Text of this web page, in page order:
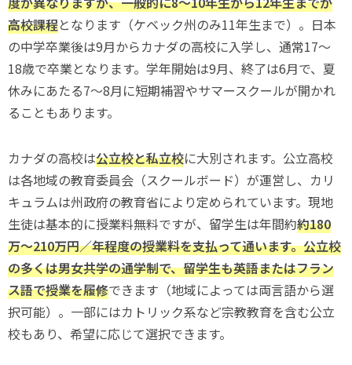
高校課程となります（ケベック州のみ11年生まで）。日本
の中学卒業後は9月からカナダの高校に入学し、通常17〜
18歳で卒業となります。学年開始は9月、終了は6月で、夏
休みにあたる7〜8月に短期補習やサマースクールが開かれ
ることもあります。
カナダの高校は公立校と私立校に大別されます。公立高校
は各地域の教育委員会（スクールボード）が運営し、カリ
キュラムは州政府の教育省により定められています。現地
生徒は基本的に授業料無料ですが、留学生は年間約約180
万〜210万円／年程度の授業料を支払って通います。公立校
の多くは男女共学の通学制で、留学生も英語またはフラン
ス語で授業を履修できます（地域によっては両言語から選
択可能）。一部にはカトリック系など宗教教育を含む公立
校もあり、希望に応じて選択できます。